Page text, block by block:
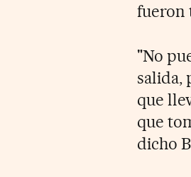
fueron
"No
salida,
que
que
dicho